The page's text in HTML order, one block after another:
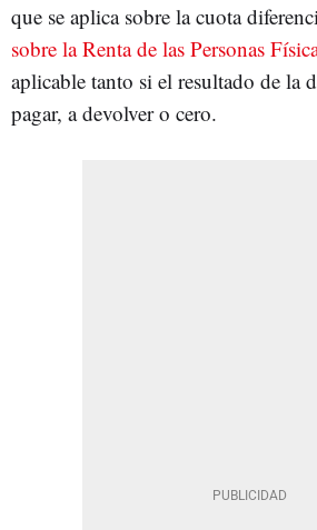
que se aplica sobre la cuota
sobre la Renta de las Personas
aplicable tanto si el resultado de la
pagar, a devolver o cero.